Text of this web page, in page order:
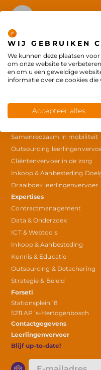
Forseti is onderdeel van
de Concordis Groep
© Copyright 2025
Workshop kostenbewust
Samenredzaam in mobiliteit
Outsourcing
Cliëntenvervoer in de zorg
Inkoop & Aanbesteding
Draaiboek leerlingenvervoer
Expertises
Contractmanagement
Data & Onderzoek
ICT & Webtools
Inkoop & Aanbesteding
Kennis & Educatie
Outsourcing & Detachering
Strategie & Beleid
Forseti
Stationsplein 18
5211 AP ‘s-Hertogenbosch
Contactgegevens
Leerlingenvervoer
Blijf up-to-date!
E-
WIJ GEBRUIKEN
We kunnen deze plaatsen
om onze website te
en om u een geweldige
informatie over de cookies
Accepteer alles